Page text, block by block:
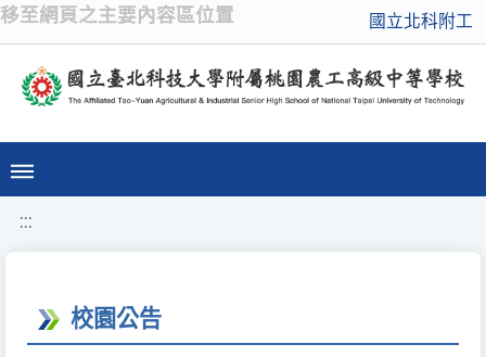
移至網頁之主要內容區位置 國立北科附工
:::
校園公告